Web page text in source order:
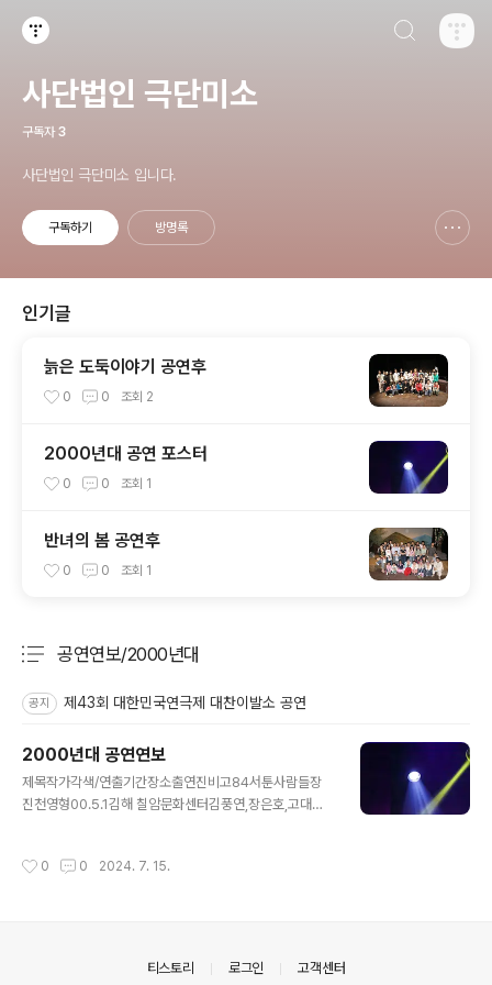
사단법인 극단미소
구독자 3
사단법인 극단미소 입니다.
구독하기 방명록
인기글
늙은 도둑이야기 공연후
0 0 조회 2
2000년대 공연 포스터
0 0 조회 1
반녀의 봄 공연후
0 0 조회 1
공연연보/2000년대
공지 제43회 대한민국연극제 대찬이발소 공연
2000년대 공연연보
제목작가각색/연출기간장소출연진비고84서툰사람들장
진천영형00.5.1김해 칠암문화센터김풍연,장은호,고대호,
창단11주년기념공연86장똘뱅이신맹식천영형00.8.3일
호,김풍연,김영애,송광숙,장은호,천신남,천영형2000년무
대공연지원작88장똘뱅이신맹식천영형00.9.29여수진남
0 0 2024. 7. 15.
티스토리 로그인 고객센터